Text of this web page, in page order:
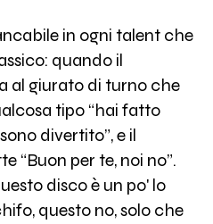
in ogni talent che
quando il
al giurato di turno che
tipo “hai fatto
divertito”, e il
“Buon per te, noi no”.
disco è un po' lo
questo no, solo che